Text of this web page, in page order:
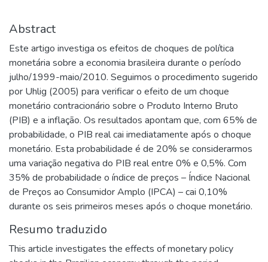
Abstract
Este artigo investiga os efeitos de choques de política
monetária sobre a economia brasileira durante o período
julho/1999-maio/2010. Seguimos o procedimento sugerido
por Uhlig (2005) para verificar o efeito de um choque
monetário contracionário sobre o Produto Interno Bruto
(PIB) e a inflação. Os resultados apontam que, com 65% de
probabilidade, o PIB real cai imediatamente após o choque
monetário. Esta probabilidade é de 20% se considerarmos
uma variação negativa do PIB real entre 0% e 0,5%. Com
35% de probabilidade o índice de preços – Índice Nacional
de Preços ao Consumidor Amplo (IPCA) – cai 0,10%
durante os seis primeiros meses após o choque monetário.
Resumo traduzido
This article investigates the effects of monetary policy